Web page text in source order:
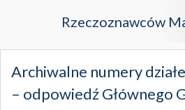
Rzeczoznawców
Archiwalne numery
– odpowiedź Głównego